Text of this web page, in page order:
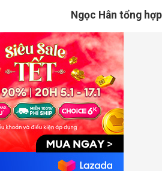
Ngọc Hân tổng hợp